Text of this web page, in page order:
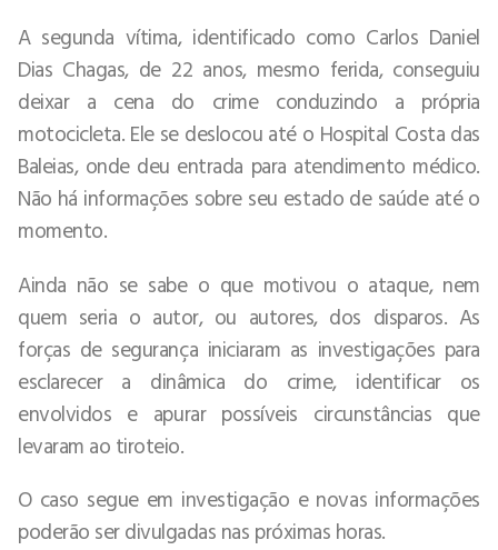
A segunda vítima, identificado como Carlos Daniel
Dias Chagas, de 22 anos, mesmo ferida, conseguiu
deixar a cena do crime conduzindo a própria
motocicleta. Ele se deslocou até o Hospital Costa das
Baleias, onde deu entrada para atendimento médico.
Não há informações sobre seu estado de saúde até o
momento.
Ainda não se sabe o que motivou o ataque, nem
quem seria o autor, ou autores, dos disparos. As
forças de segurança iniciaram as investigações para
esclarecer a dinâmica do crime, identificar os
envolvidos e apurar possíveis circunstâncias que
levaram ao tiroteio.
O caso segue em investigação e novas informações
poderão ser divulgadas nas próximas horas.